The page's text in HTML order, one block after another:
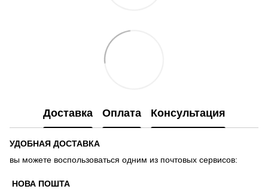
Доставка Оплата Консультация
УДОБНАЯ ДОСТАВКА
вы можете воспользоваться одним из почтовых сервисов:
НОВА ПОШТА